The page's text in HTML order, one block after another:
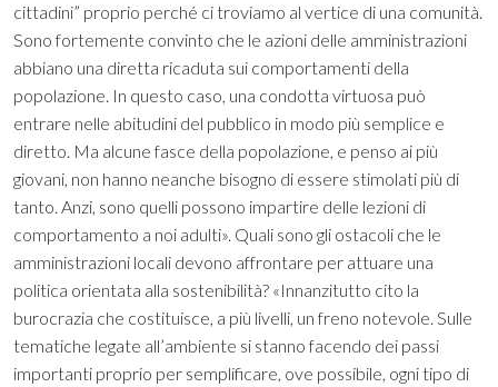
cittadini” proprio perché ci troviamo al vertice di una comunità.
Sono fortemente convinto che le azioni delle amministrazioni
abbiano una diretta ricaduta sui comportamenti della
popolazione. In questo caso, una condotta virtuosa può
entrare nelle abitudini del pubblico in modo più semplice e
diretto. Ma alcune fasce della popolazione, e penso ai più
giovani, non hanno neanche bisogno di essere stimolati più di
tanto. Anzi, sono quelli possono impartire delle lezioni di
comportamento a noi adulti». Quali sono gli ostacoli che le
amministrazioni locali devono affrontare per attuare una
politica orientata alla sostenibilità? «Innanzitutto cito la
burocrazia che costituisce, a più livelli, un freno notevole. Sulle
tematiche legate all’ambiente si stanno facendo dei passi
importanti proprio per semplificare, ove possibile, ogni tipo di